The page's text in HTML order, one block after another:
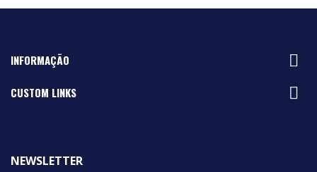
INFORMAÇÃO 
CUSTOM LINKS 
NEWSLETTER